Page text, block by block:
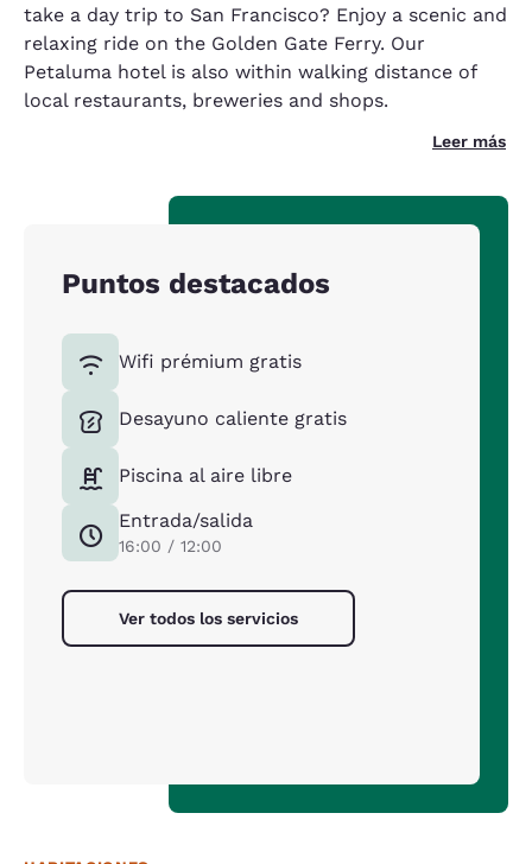
take a day trip to San Francisco? Enjoy a scenic and
relaxing ride on the Golden Gate Ferry. Our
Petaluma hotel is also within walking distance of
local restaurants, breweries and shops.
Leer más
Puntos destacados
Wifi prémium gratis
Desayuno caliente gratis
Piscina al aire libre
Entrada/salida
16:00 / 12:00
Ver todos los servicios